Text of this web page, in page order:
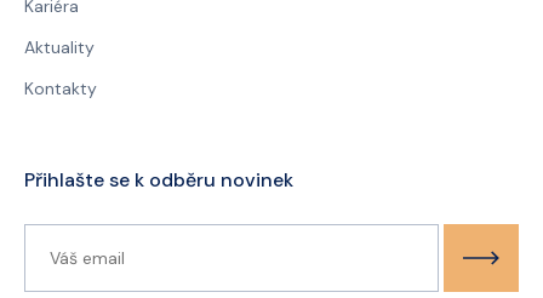
Kariéra
Aktuality
Kontakty
Přihlašte se k odběru novinek